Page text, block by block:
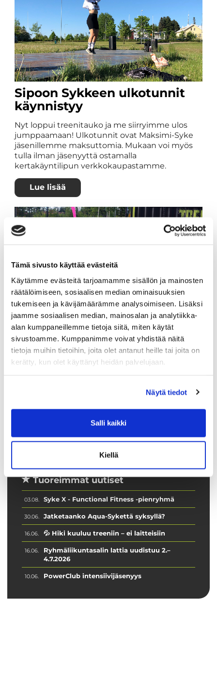
Tämä sivusto käyttää evästeitä
Käytämme evästeitä tarjoamamme sisällön ja mainosten
räätälöimiseen, sosiaalisen median ominaisuuksien
tukemiseen ja kävijämäärämme analysoimiseen. Lisäksi
jaamme sosiaalisen median, mainosalan ja analytiikka-
alan kumppaneillemme tietoja siitä, miten käytät
sivustoamme. Kumppanimme voivat yhdistää näitä
tietoja muihin tietoihin, joita olet antanut heille tai joita on
kerätty, kun olet käyttänyt heidän palvelujaan.
Näytä tiedot
Salli kaikki
Kiellä
Sipoon Sykkeen ulkotunnit
käynnistyy
Nyt loppui treenitauko ja me siirryimme ulos
jumppaamaan! Ulkotunnit ovat Maksimi-Syke
jäsenillemme maksuttomia. Mukaan voi myös
tulla ilman jäsenyyttä ostamalla
kertakäyntilipun verkkokaupastamme.
Lue lisää
Treenikontin avaaminen oli
jättimenestys
Vuosi on ollut kaikin tavoin poikkeuksellinen,
myös Treenikontin osalta. Sen jälkeen kun salien
vastaanottamassa ensimmäisiä ulkotreenaajia.
Tuoreimmat uutiset
03.08. Syke X - Functional Fitness -pienryhmä
30.06. Jatketaanko Aqua-Sykettä syksyllä?
16.06. 💦 Hiki kuuluu treeniin – ei laitteisiin
16.06.
Ryhmäliikuntasalin lattia uudistuu 2.–
4.7.2026
10.06. PowerClub intensiivijäsenyys